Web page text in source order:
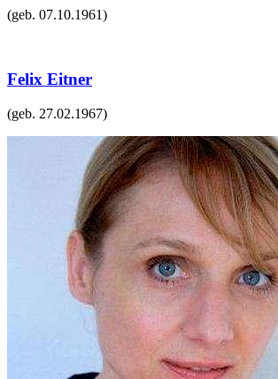
(geb. 07.10.1961)
Felix Eitner
(geb. 27.02.1967)